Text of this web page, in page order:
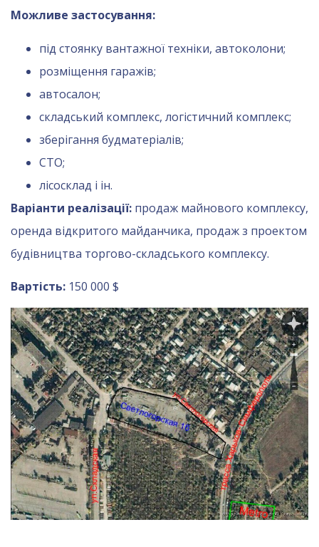
Можливе застосування:
під стоянку вантажної техніки, автоколони;
розміщення гаражів;
автосалон;
складський комплекс, логістичний комплекс;
зберігання будматеріалів;
СТО;
лісосклад і ін.
Варіанти реалізації: продаж майнового комплексу,
оренда відкритого майданчика, продаж з проектом
будівництва торгово-складського комплексу.
Вартість: 150 000 $